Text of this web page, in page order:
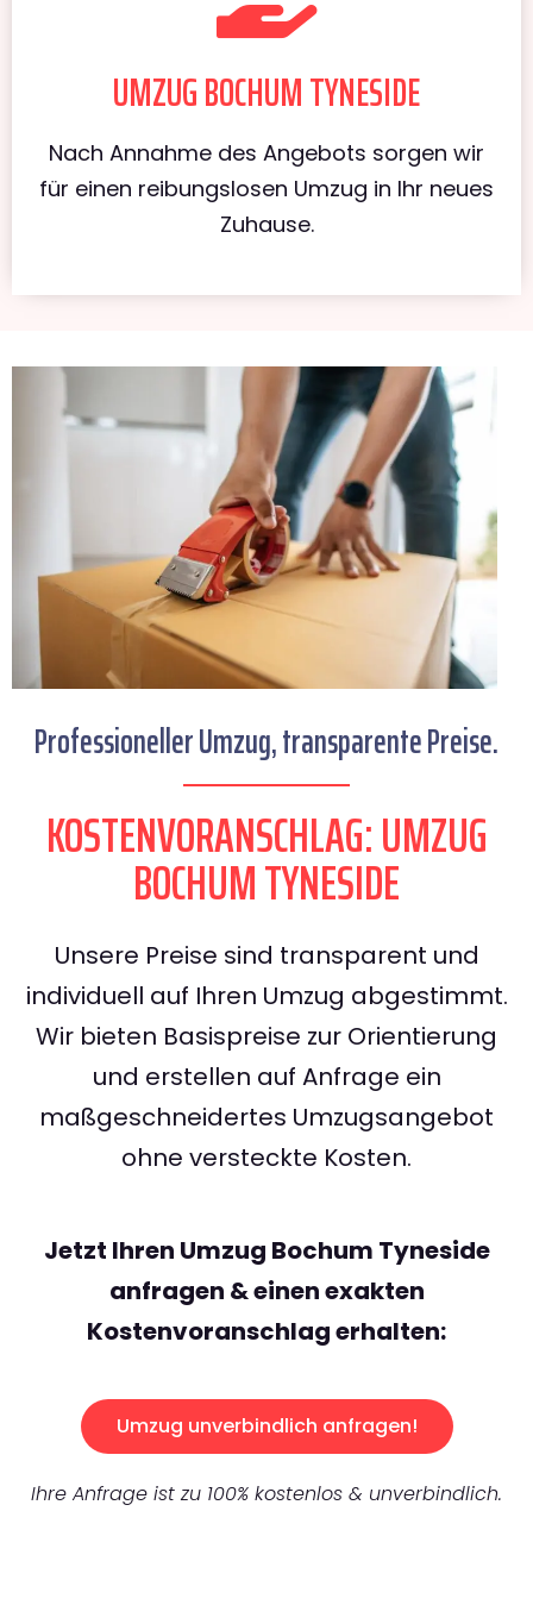
UMZUG BOCHUM TYNESIDE
Nach Annahme des Angebots sorgen wir
für einen reibungslosen Umzug in Ihr neues
Zuhause.
Professioneller Umzug, transparente Preise.
KOSTENVORANSCHLAG: UMZUG
BOCHUM TYNESIDE
Unsere Preise sind transparent und
individuell auf Ihren Umzug abgestimmt.
Wir bieten Basispreise zur Orientierung
und erstellen auf Anfrage ein
maßgeschneidertes Umzugsangebot
ohne versteckte Kosten.
Jetzt Ihren Umzug Bochum Tyneside
anfragen & einen exakten
Kostenvoranschlag erhalten:
Umzug unverbindlich anfragen!
Ihre Anfrage ist zu 100% kostenlos & unverbindlich.